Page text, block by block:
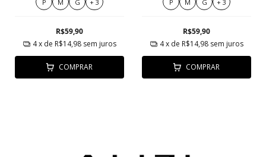
P M G + 3
R$59,90
4 x de R$14,98 sem juros
COMPRAR
P M G + 3
R$59,90
4 x de R$14,98 sem juros
COMPRAR